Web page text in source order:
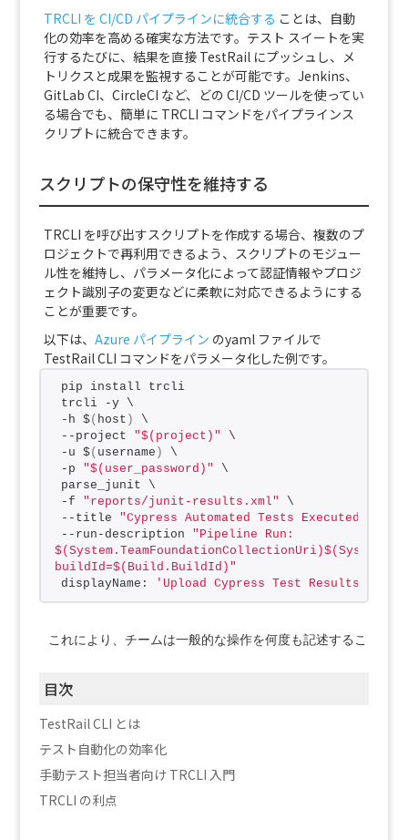
TRCLI を CI/CD パイプラインに統合する ことは、自動
化の効率を高める確実な方法です。テスト スイートを実
行するたびに、結果を直接 TestRail にプッシュし、メ
トリクスと成果を監視することが可能です。Jenkins、
GitLab CI、CircleCI など、どの CI/CD ツールを使ってい
る場合でも、簡単に TRCLI コマンドをパイプラインス
クリプトに統合できます。
スクリプトの保守性を維持する
TRCLI を呼び出すスクリプトを作成する場合、複数のプ
ロジェクトで再利用できるよう、スクリプトのモジュー
ル性を維持し、パラメータ化によって認証情報やプロジ
ェクト識別子の変更などに柔軟に対応できるようにする
ことが重要です。
以下は、 Azure パイプライン のyaml ファイルで
TestRail CLI コマンドをパラメータ化した例です。
pip install trcli
trcli -y \
-h $( host )
\
--project "$(project)"
\
-u $( username )
\
-p "$(user_password)"
\
parse_junit \
-f "reports/junit-results.xml"
\
--title "Cypress Automated Tests Executed From
--run-description "Pipeline Run:
buildId=$(Build.BuildId)"
displayName:
'Upload Cypress Test Results
これにより、チームは一般的な操作を何度も記述することな
目次
TestRail CLI とは
テスト自動化の効率化
手動テスト担当者向け TRCLI 入門
TRCLI の利点